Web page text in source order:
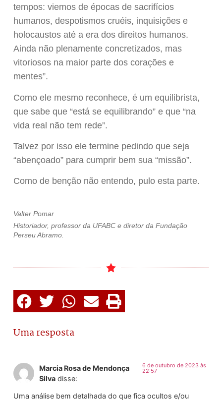
tempos: viemos de épocas de sacrifícios
humanos, despotismos cruéis, inquisições e
holocaustos até a era dos direitos humanos.
Ainda não plenamente concretizados, mas
vitoriosos na maior parte dos corações e
mentes”.
Como ele mesmo reconhece, é um equilibrista,
que sabe que “está se equilibrando” e que “na
vida real não tem rede”.
Talvez por isso ele termine pedindo que seja
“abençoado” para cumprir bem sua “missão”.
Como de benção não entendo, pulo esta parte.
Valter Pomar
Historiador, professor da UFABC e diretor da Fundação
Perseu Abramo.
Uma resposta
Marcia Rosa de Mendonça
Silva disse:
6 de outubro de 2023 às
22:57
Uma análise bem detalhada do que fica ocultos e/ou